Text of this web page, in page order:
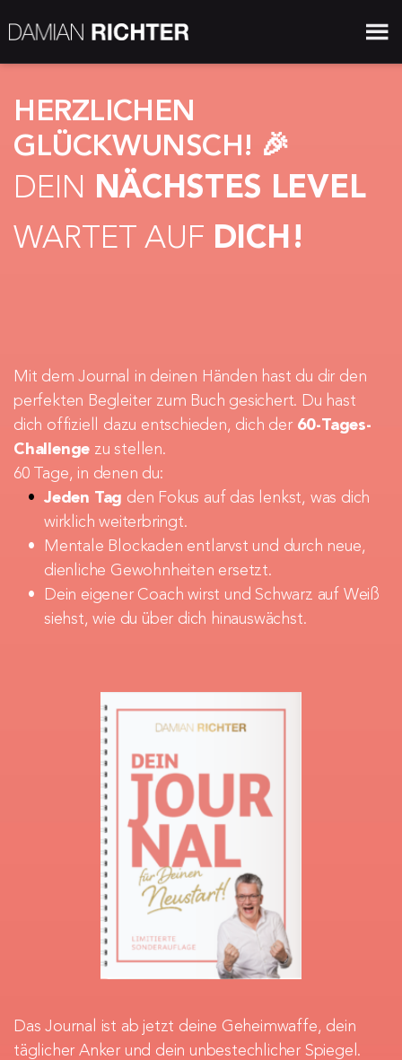
HERZLICHEN
GLÜCKWUNSCH! 🎉
DEIN NÄCHSTES LEVEL
WARTET AUF DICH!
Mit dem Journal in deinen Händen hast du dir den
perfekten Begleiter zum Buch gesichert. Du hast
dich offiziell dazu entschieden, dich der 60-Tages-
Challenge zu stellen.
60 Tage, in denen du:
Jeden Tag den Fokus auf das lenkst, was dich
wirklich weiterbringt.
Mentale Blockaden entlarvst und durch neue,
dienliche Gewohnheiten ersetzt.
Dein eigener Coach wirst und Schwarz auf Weiß
siehst, wie du über dich hinauswächst.
Das Journal ist ab jetzt deine Geheimwaffe, dein
täglicher Anker und dein unbestechlicher Spiegel.